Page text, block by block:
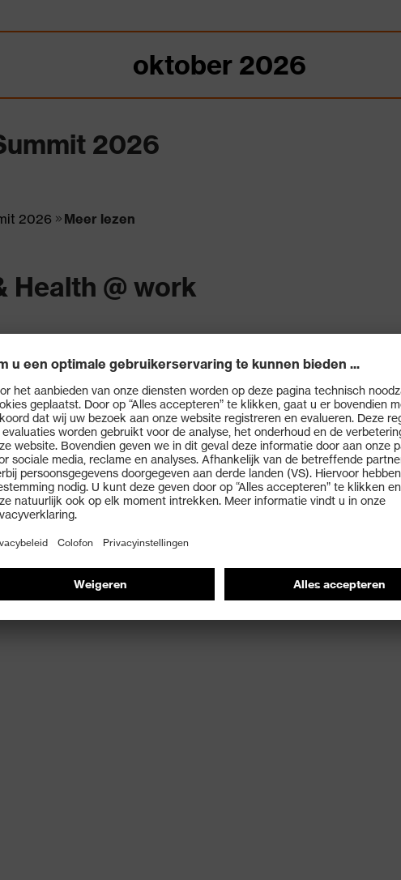
oktober 2026
2026
2026
Meer lezen
Health @ work
2026
Meer lezen
Veiligheid Antwerpen
Antwerpen 2026 Meer lezen